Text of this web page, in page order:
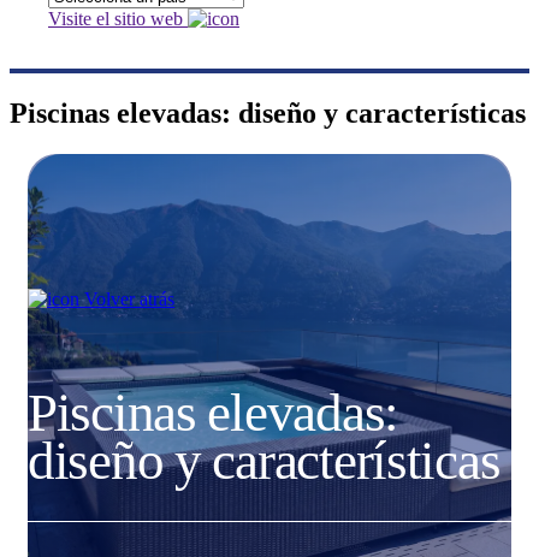
Visite el sitio web
Piscinas elevadas: diseño y características
Volver atrás
Piscinas elevadas:
diseño y características